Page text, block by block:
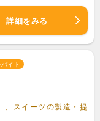
詳細をみる
イト
スイーツの製造・提